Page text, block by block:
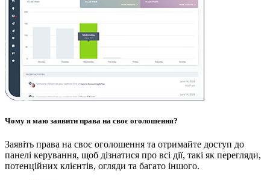
Чому я маю заявити права на своє оголошення?
Заявіть права на своє оголошення та отримайте доступ до
панелі керування, щоб дізнатися про всі дії, такі як перегляди,
потенційних клієнтів, огляди та багато іншого.